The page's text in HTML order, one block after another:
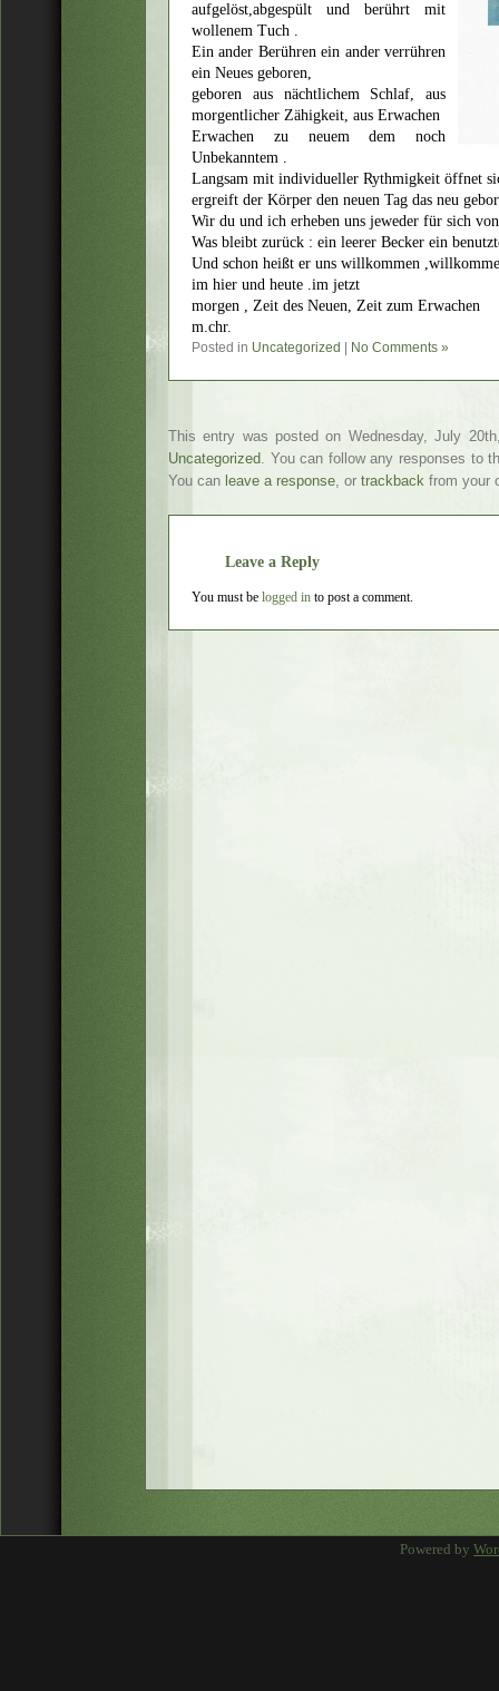
aufgelöst,abgespült und berührt mit
wollenem Tuch .
Ein ander Berühren ein ander verrühren
ein Neues geboren,
geboren aus nächtlichem Schlaf, aus
morgentlicher Zähigkeit, aus Erwachen
Erwachen zu neuem dem noch
Unbekanntem .
Langsam mit individueller Rythmigkeit öffnet
ergreift der Körper den neuen Tag das neu
Wir du und ich erheben uns jeweder für sich
Was bleibt zurück : ein leerer Becker ein
Und schon heißt er uns willkommen
im hier und heute .im jetzt
morgen , Zeit des Neuen, Zeit zum Erwachen
m.chr.
Posted in Uncategorized No Comments »
This entry was posted on Wednesday, July
Uncategorized. You can follow any responses to
You can leave a response, or trackback from your
Leave a Reply
You must be logged in to post a comment.
Powered by